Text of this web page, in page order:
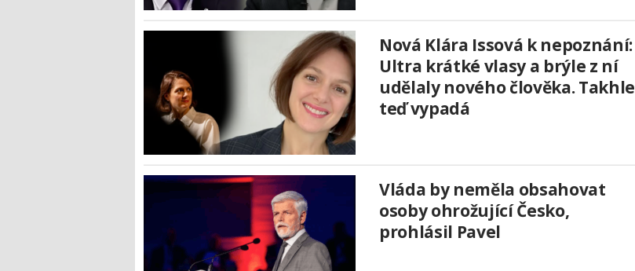
Nová Klára Issová k nepoznání:
Ultra krátké vlasy a brýle z ní
udělaly nového člověka. Takhle
teď vypadá
Vláda by neměla obsahovat
osoby ohrožující Česko,
prohlásil Pavel